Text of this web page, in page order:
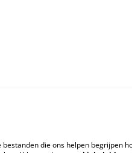
die ons helpen begrijpen